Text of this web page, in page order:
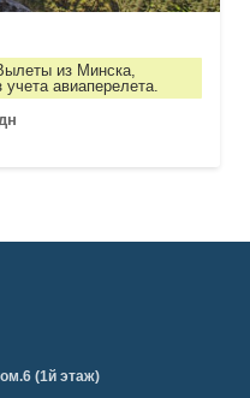
из Минска,
авиаперелета.
(1й этаж)